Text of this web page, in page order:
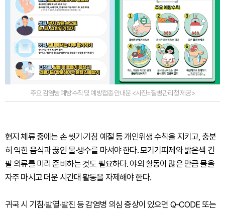
주요 감염병 예방수칙 및 예방접종 안내문 <사진=질병관리청 제공>
현지 체류 중에는 손 씻기·기침 예절 등 개인위생 수칙을 지키고, 충분
히 익힌 음식과 끓인 물·생수를 마셔야 한다. 모기기피제와 밝은색 긴
팔 의류를 미리 준비하는 것도 필요하다. 야외 활동이 많은 만큼 물을
자주 마시고 더운 시간대 활동을 자제해야 한다.
귀국 시 기침·발열·발진 등 감염병 의심 증상이 있으면 Q-CODE 또는